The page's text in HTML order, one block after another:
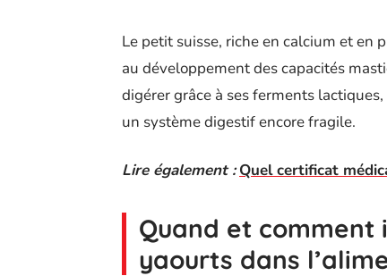
Le petit suisse, riche en calcium et en
au développement des capacités
digérer grâce à ses ferments
un système digestif encore fragile.
Lire également : Quel certificat
Quand et comment
yaourts dans